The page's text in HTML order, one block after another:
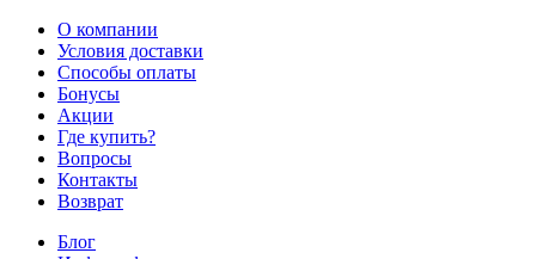
О компании
Условия доставки
Способы оплаты
Бонусы
Акции
Где купить?
Вопросы
Контакты
Возврат
Блог